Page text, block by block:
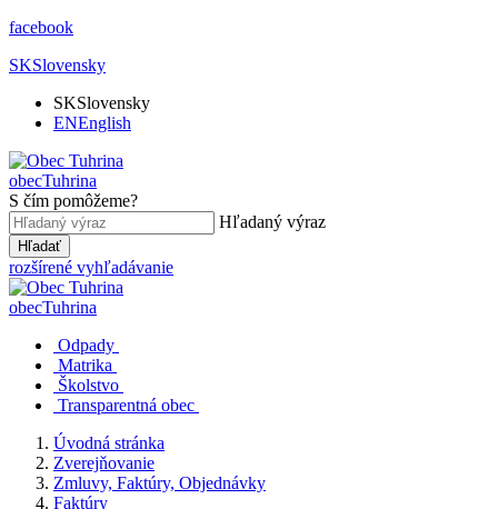
facebook
SKSlovensky
SKSlovensky
ENEnglish
obecTuhrina
S čím pomôžeme?
Hľadaný výraz
Hľadať
rozšírené vyhľadávanie
obecTuhrina
Odpady
Matrika
Školstvo
Transparentná obec
Úvodná stránka
Zverejňovanie
Zmluvy, Faktúry, Objednávky
Faktúry